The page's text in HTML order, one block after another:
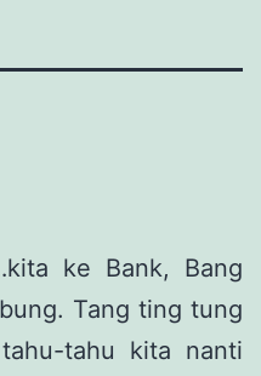
ke Bank, Bang
Tang ting tung
tahu kita nanti